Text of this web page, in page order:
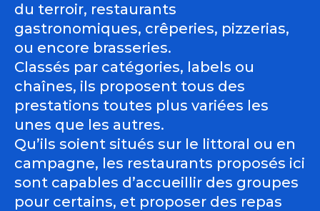
du terroir, restaurants
gastronomiques, crêperies, pizzerias,
ou encore brasseries.
Classés par catégories, labels ou
chaînes, ils proposent tous des
prestations toutes plus variées les
unes que les autres.
Qu’ils soient situés sur le littoral ou en
campagne, les restaurants proposés ici
sont capables d’accueillir des groupes
pour certains, et proposer des repas